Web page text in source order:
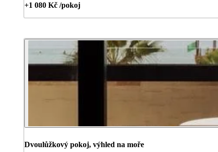
+1 080 Kč /pokoj
Dvoulůžkový pokoj, výhled na moře